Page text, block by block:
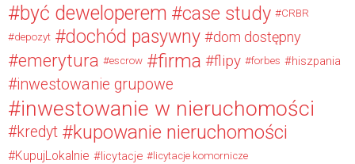
być deweloperem case study
CRBR
depozyt
dochód pasywny dom dostępny
emerytura escrow firma flipy forbes hiszpania
inwestowanie grupowe
inwestowanie w nieruchomości
kredyt kupowanie nieruchomości
KupujLokalnie licytacje licytacje komornicze